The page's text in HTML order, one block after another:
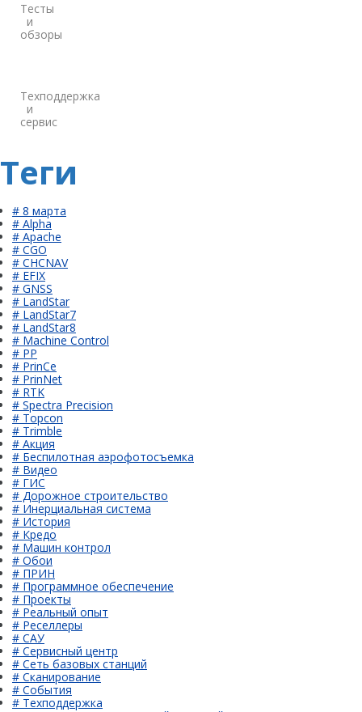
Тесты
и
обзоры
Техподдержка
и
сервис
Теги
# 8 марта
# Alpha
# Apache
# CGO
# CHCNAV
# EFIX
# GNSS
# LandStar
# LandStar7
# LandStar8
# Machine Control
# PP
# PrinCe
# PrinNet
# RTK
# Spectra Precision
# Topcon
# Trimble
# Акция
# Беспилотная аэрофотосъемка
# Видео
# ГИС
# Дорожное строительство
# Инерциальная система
# История
# Кредо
# Машин контрол
# Обои
# ПРИН
# Программное обеспечение
# Проекты
# Реальный опыт
# Реселлеры
# САУ
# Сервисный центр
# Сеть базовых станций
# Сканирование
# События
# Техподдержка